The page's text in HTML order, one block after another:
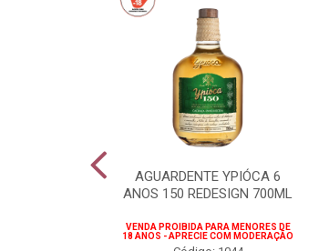
AGUARDENTE YPIÓCA 6
ANOS 150 REDESIGN 700ML
VENDA PROIBIDA PARA MENORES DE
18 ANOS - APRECIE COM MODERAÇÃO